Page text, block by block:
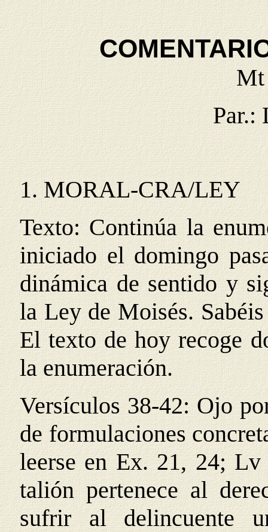
Mt
Par.:
1.MORAL-CRA/LEY
Texto: Continúa la
iniciado el domingo
dinámica de sentido y
la Ley de Moisés.
El texto de hoy recoge
la enumeración.
Versículos 38-42: Ojo
de formulaciones
leerse en Ex. 21, 24;
talión pertenece al
sufrir al delincuente